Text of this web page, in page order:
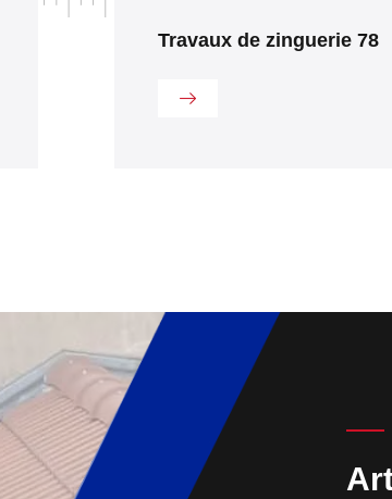
Urgence fuite de toiture